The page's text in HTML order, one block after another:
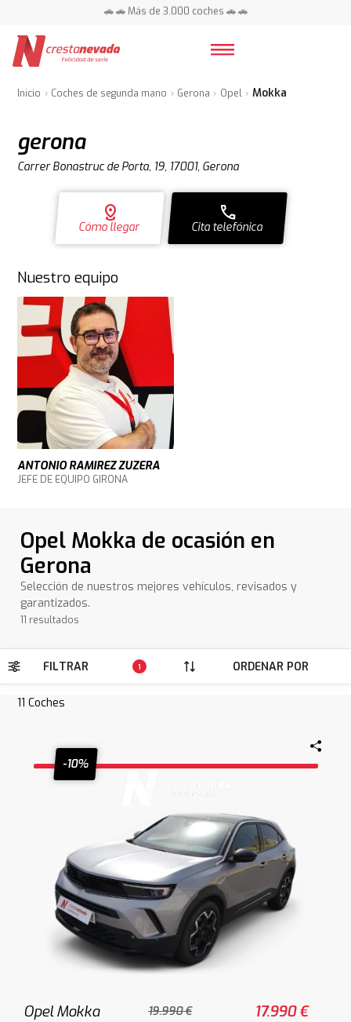
Inicio Coches de segunda mano Gerona Opel Mokka
gerona
Carrer Bonastruc de Porta, 19, 17001, Gerona
distance
Cómo llegar
call
Cita telefónica
Nuestro equipo
ANTONIO RAMIREZ ZUZERA
JEFE DE EQUIPO GIRONA
Opel Mokka de ocasión en
Gerona
Selección de nuestros mejores vehículos, revisados y
garantizados.
11 resultados
FILTRAR 1 ORDENAR POR
11 Coches
-10%
Opel Mokka 19.990 € 17.990 €